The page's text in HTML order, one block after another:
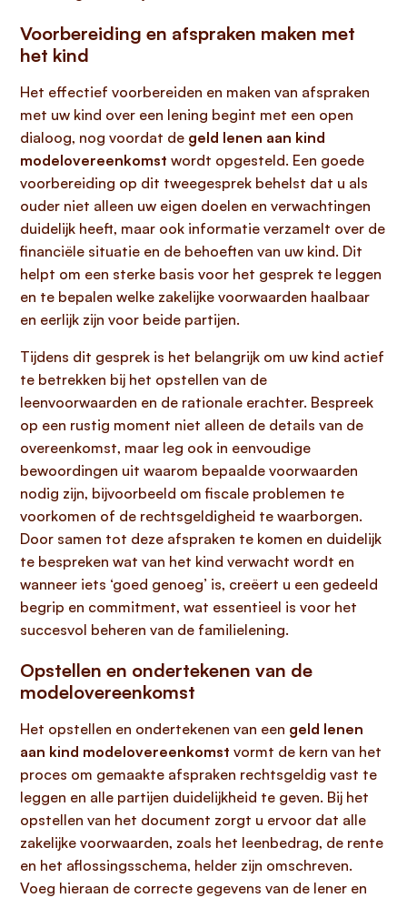
Voorbereiding en afspraken maken met
het kind
Het effectief voorbereiden en maken van afspraken
met uw kind over een lening begint met een open
dialoog, nog voordat de geld lenen aan kind
modelovereenkomst wordt opgesteld. Een goede
voorbereiding op dit tweegesprek behelst dat u als
ouder niet alleen uw eigen doelen en verwachtingen
duidelijk heeft, maar ook informatie verzamelt over de
financiële situatie en de behoeften van uw kind. Dit
helpt om een sterke basis voor het gesprek te leggen
en te bepalen welke zakelijke voorwaarden haalbaar
en eerlijk zijn voor beide partijen.
Tijdens dit gesprek is het belangrijk om uw kind actief
te betrekken bij het opstellen van de
leenvoorwaarden en de rationale erachter. Bespreek
op een rustig moment niet alleen de details van de
overeenkomst, maar leg ook in eenvoudige
bewoordingen uit waarom bepaalde voorwaarden
nodig zijn, bijvoorbeeld om fiscale problemen te
voorkomen of de rechtsgeldigheid te waarborgen.
Door samen tot deze afspraken te komen en duidelijk
te bespreken wat van het kind verwacht wordt en
wanneer iets ‘goed genoeg’ is, creëert u een gedeeld
begrip en commitment, wat essentieel is voor het
succesvol beheren van de familielening.
Opstellen en ondertekenen van de
modelovereenkomst
Het opstellen en ondertekenen van een geld lenen
aan kind modelovereenkomst vormt de kern van het
proces om gemaakte afspraken rechtsgeldig vast te
leggen en alle partijen duidelijkheid te geven. Bij het
opstellen van het document zorgt u ervoor dat alle
zakelijke voorwaarden, zoals het leenbedrag, de rente
en het aflossingsschema, helder zijn omschreven.
Voeg hieraan de correcte gegevens van de lener en